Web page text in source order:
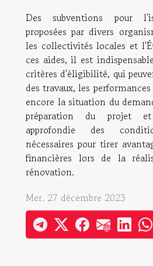
Des subventions pour
proposées par divers
les collectivités locales et
ces aides, il est
critères d'éligibilité, qui
des travaux, les
encore la situation du
préparation du projet et
approfondie des
nécessaires pour tirer
financières lors de la
rénovation.
Mer. 27 décembre 2023